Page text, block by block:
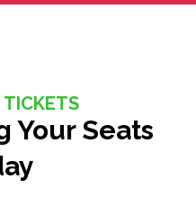
TICKETS
Your Seats